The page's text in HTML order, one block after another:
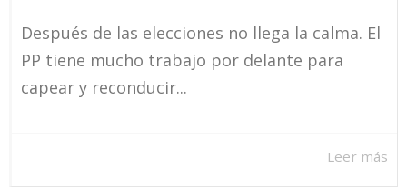
Después de las elecciones no llega la calma. El
PP tiene mucho trabajo por delante para
capear y reconducir...
Leer más